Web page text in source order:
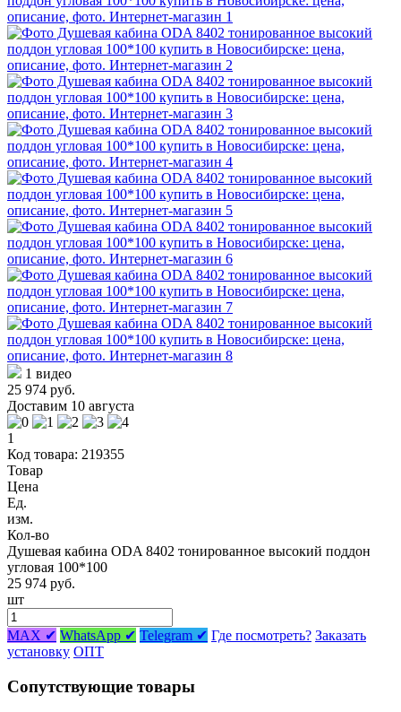
1 видео
25 974 руб.
Доставим 10 августа
1
Код товара: 219355
Товар
Цена
Ед.
изм.
Кол-во
Душевая кабина ODA 8402 тонированное высокий поддон
угловая 100*100
25 974 руб.
шт
MAX ✔ WhatsApp ✔ Telegram ✔ Где посмотреть? Заказать
установку ОПТ
Сопутствующие товары